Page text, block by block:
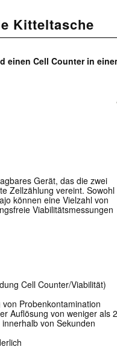
Kitteltasche
einen Cell Counter in
Gerät, das die zwei
Zellzählung vereint. Sowohl
können eine Vielzahl von
Viabilitätsmessungen
Cell Counter/Viabilität)
Probenkontamination
Auflösung von weniger als
von Sekunden